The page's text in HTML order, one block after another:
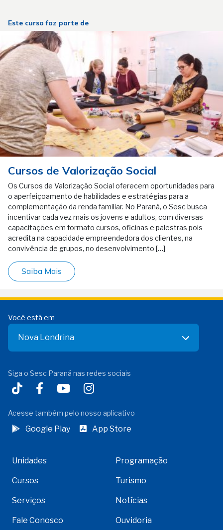
Este curso faz parte de
Cursos de Valorização Social
Os Cursos de Valorização Social oferecem oportunidades para
o aperfeiçoamento de habilidades e estratégias para a
complementação da renda familiar. No Paraná, o Sesc busca
incentivar cada vez mais os jovens e adultos, com diversas
capacitações em formato cursos, oficinas e palestras pois
acredita na capacidade empreendedora dos clientes, na
convivência de grupos, no desenvolvimento […]
Saiba Mais
Você está em
Nova Londrina
Siga o Sesc Paraná nas redes sociais
Acesse também pelo nosso aplicativo
Google Play App Store
Unidades Programação
Cursos Turismo
Serviços Notícias
Fale Conosco Ouvidoria